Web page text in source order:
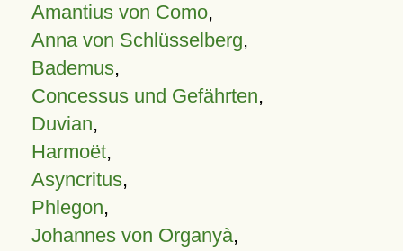
Amantius von Como,
Anna von Schlüsselberg,
Bademus,
Concessus und Gefährten,
Duvian,
Harmoët,
Asyncritus,
Phlegon,
Johannes von Organyà,